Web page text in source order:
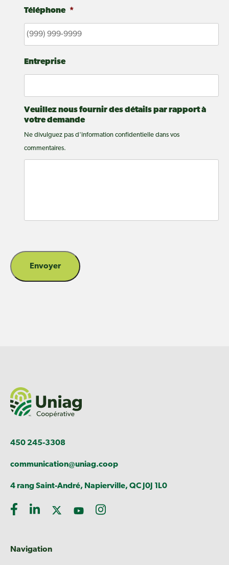
Téléphone *
Entreprise
Veuillez nous fournir des détails par rapport à
votre demande
Ne divulguez pas d'information confidentielle dans vos
commentaires.
Envoyer
450 245-3308
communication@uniag.coop
4 rang Saint-André, Napierville, QC J0J 1L0
Navigation